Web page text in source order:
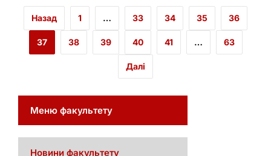
Назад 1 … 33 34 35 36
37 38 39 40 41 … 63
Далі
Меню факультету
Новини факультету